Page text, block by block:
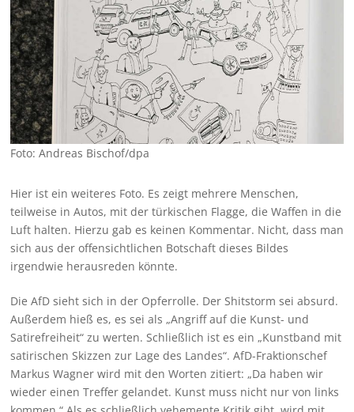
Foto: Andreas Bischof/dpa
Hier ist ein weiteres Foto. Es zeigt mehrere Menschen,
teilweise in Autos, mit der türkischen Flagge, die Waffen in die
Luft halten. Hierzu gab es keinen Kommentar. Nicht, dass man
sich aus der offensichtlichen Botschaft dieses Bildes
irgendwie herausreden könnte.
Die AfD sieht sich in der Opferrolle. Der Shitstorm sei absurd.
Außerdem hieß es, es sei als „Angriff auf die Kunst- und
Satirefreiheit“ zu werten. Schließlich ist es ein „Kunstband mit
satirischen Skizzen zur Lage des Landes“. AfD-Fraktionschef
Markus Wagner wird mit den Worten zitiert: „Da haben wir
wieder einen Treffer gelandet. Kunst muss nicht nur von links